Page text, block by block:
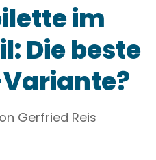
im
Die beste
Gerfried Reis